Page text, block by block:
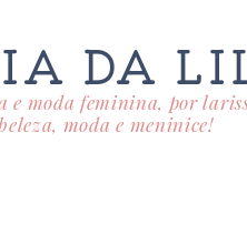
DA
e moda feminina, por
moda e meninice!